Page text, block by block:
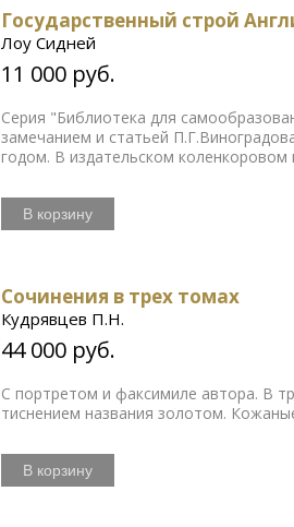
Государственный строй
Лоу Сидней
11 000 руб.
Серия "Библиотека для
замечанием и статьей
годом. В издательском коленкоровом
В корзину
Сочинения в трех томах
Кудрявцев П.Н.
44 000 руб.
С портретом и факсимиле автора. В
тиснением названия золотом.
В корзину